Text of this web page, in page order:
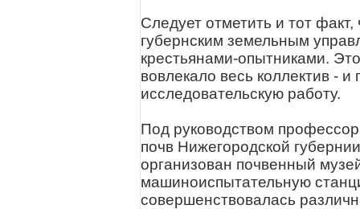
Следует отметить и тот
губернским земельным
крестьянами-опытниками.
вовлекало весь коллектив -
исследовательскую работу.
Под руководством
почв Нижегородской
организован почвенный
машиноиспытательную
совершенствовалась